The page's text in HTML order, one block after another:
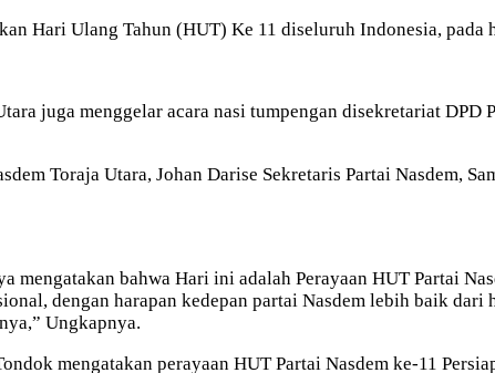
Hari Ulang Tahun (HUT) Ke 11 diseluruh Indonesia, pada
juga menggelar acara nasi tumpengan disekretariat
Toraja Utara, Johan Darise Sekretaris Partai Nasdem,
bahwa Hari ini adalah Perayaan HUT Partai
dengan harapan kedepan partai Nasdem lebih baik
Ungkapnya.
mengatakan perayaan HUT Partai Nasdem ke-11